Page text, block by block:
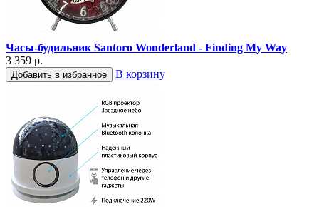
Часы-будильник Santoro Wonderland - Finding My Way
3 359 р.
Добавить в избранное В корзину